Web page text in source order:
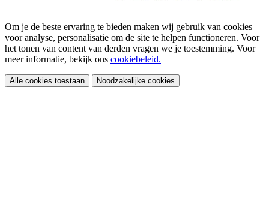
Om je de beste ervaring te bieden maken wij gebruik van cookies
voor analyse, personalisatie om de site te helpen functioneren. Voor
het tonen van content van derden vragen we je toestemming. Voor
meer informatie, bekijk ons cookiebeleid.
Alle cookies toestaan Noodzakelijke cookies